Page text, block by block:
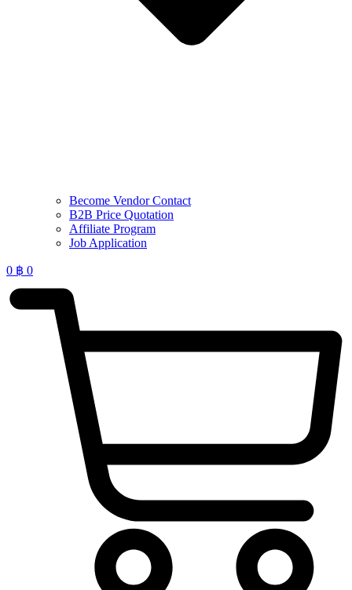
Become Vendor Contact
B2B Price Quotation
Affiliate Program
Job Application
0 ฿ 0